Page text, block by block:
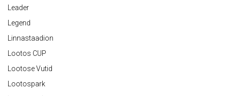
Leader
Legend
Linnastaadion
Lootos CUP
Lootose Vutid
Lootospark